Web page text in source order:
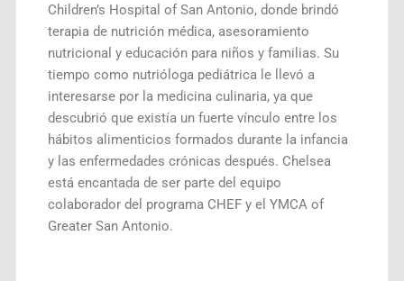
Children’s Hospital of San Antonio, donde brindó
terapia de nutrición médica, asesoramiento
nutricional y educación para niños y familias. Su
tiempo como nutrióloga pediátrica le llevó a
interesarse por la medicina culinaria, ya que
descubrió que existía un fuerte vínculo entre los
hábitos alimenticios formados durante la infancia
y las enfermedades crónicas después. Chelsea
está encantada de ser parte del equipo
colaborador del programa CHEF y el YMCA of
Greater San Antonio.